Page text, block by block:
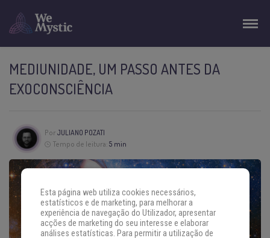
MEDIUNIDADE, UM PASSO ANTES DA
EXOCONSCIÊNCIA
Por JULIANO POZATI
Tempo de leitura: 5 min
Esta página web utiliza cookies necessários,
estatísticos e de marketing, para melhorar a
experiência de navegação do Utilizador, apresentar
acções de marketing do seu interesse e elaborar
análises estatísticas. Para permitir a utilização de